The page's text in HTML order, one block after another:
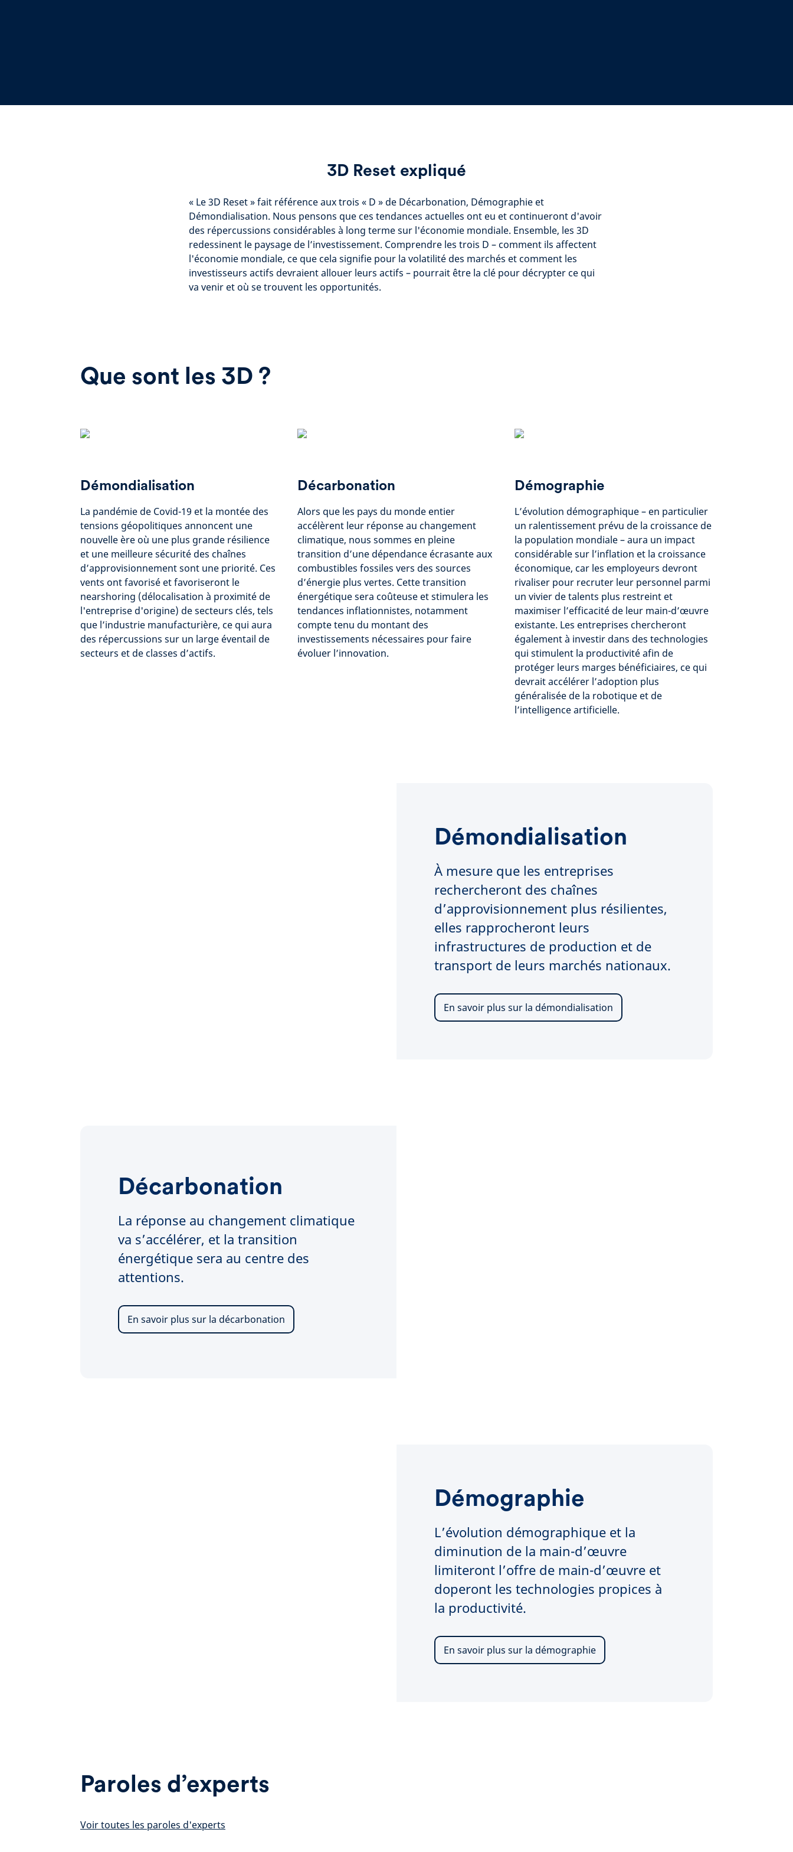
3D Reset expliqué
« Le 3D Reset » fait référence aux trois « D » de Décarbonation, Démographie et
Démondialisation. Nous pensons que ces tendances actuelles ont eu et continueront d'avoir
des répercussions considérables à long terme sur l'économie mondiale. Ensemble, les 3D
redessinent le paysage de l’investissement. Comprendre les trois D – comment ils affectent
l'économie mondiale, ce que cela signifie pour la volatilité des marchés et comment les
investisseurs actifs devraient allouer leurs actifs – pourrait être la clé pour décrypter ce qui
va venir et où se trouvent les opportunités.
Que sont les 3D ?
Démondialisation
La pandémie de Covid-19 et la montée des
tensions géopolitiques annoncent une
nouvelle ère où une plus grande résilience
et une meilleure sécurité des chaînes
d’approvisionnement sont une priorité. Ces
vents ont favorisé et favoriseront le
nearshoring (délocalisation à proximité de
l'entreprise d'origine) de secteurs clés, tels
que l’industrie manufacturière, ce qui aura
des répercussions sur un large éventail de
secteurs et de classes d’actifs.
Décarbonation
Alors que les pays du monde entier
accélèrent leur réponse au changement
climatique, nous sommes en pleine
transition d’une dépendance écrasante aux
combustibles fossiles vers des sources
d’énergie plus vertes. Cette transition
énergétique sera coûteuse et stimulera les
tendances inflationnistes, notamment
compte tenu du montant des
investissements nécessaires pour faire
évoluer l’innovation.
Démographie
L’évolution démographique – en particulier
un ralentissement prévu de la croissance de
la population mondiale – aura un impact
considérable sur l’inflation et la croissance
économique, car les employeurs devront
rivaliser pour recruter leur personnel parmi
un vivier de talents plus restreint et
maximiser l’efficacité de leur main-d’œuvre
existante. Les entreprises chercheront
également à investir dans des technologies
qui stimulent la productivité afin de
protéger leurs marges bénéficiaires, ce qui
devrait accélérer l’adoption plus
généralisée de la robotique et de
l’intelligence artificielle.
Démondialisation
À mesure que les entreprises
rechercheront des chaînes
d’approvisionnement plus résilientes,
elles rapprocheront leurs
infrastructures de production et de
transport de leurs marchés nationaux.
En savoir plus sur la démondialisation
Décarbonation
La réponse au changement climatique
va s’accélérer, et la transition
énergétique sera au centre des
attentions.
En savoir plus sur la décarbonation
Démographie
L’évolution démographique et la
diminution de la main-d’œuvre
limiteront l’offre de main-d’œuvre et
doperont les technologies propices à
la productivité.
En savoir plus sur la démographie
Paroles d’experts
Voir toutes les paroles d'experts